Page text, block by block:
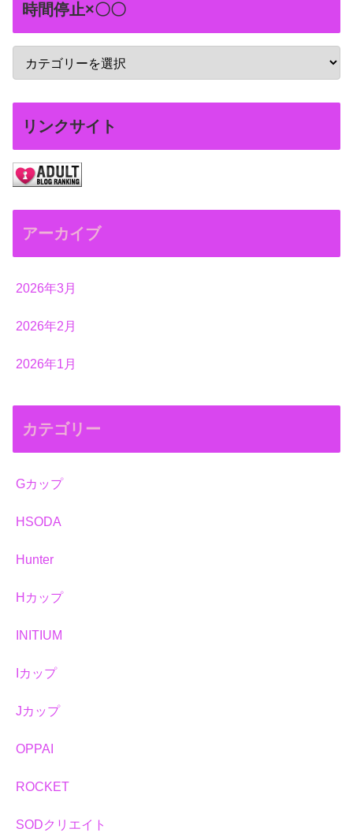
時間停止×〇〇
リンクサイト
アーカイブ
2026年3月
2026年2月
2026年1月
カテゴリー
Gカップ
HSODA
Hunter
Hカップ
INITIUM
Iカップ
Jカップ
OPPAI
ROCKET
SODクリエイト